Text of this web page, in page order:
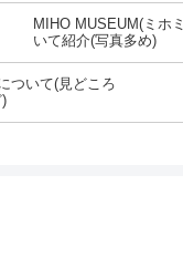
MIHO MUSEUM(ミホ
いて紹介(写真多め)
ついて(見どころ